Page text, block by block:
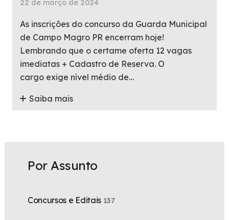
22 de março de 2024
As inscrições do concurso da Guarda Municipal
de Campo Magro PR encerram hoje!
Lembrando que o certame oferta 12 vagas
imediatas + Cadastro de Reserva. O
cargo exige nível médio de…
Saiba mais
Por Assunto
Concursos e Editais 137